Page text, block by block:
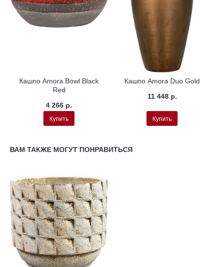
Кашпо Amora Bowl Black
Red
4 266 р.
Купить
Кашпо Amora Duo Gold
11 448 р.
Купить
ВАМ ТАКЖЕ МОГУТ ПОНРАВИТЬСЯ